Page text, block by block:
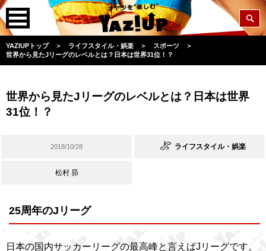
YAZIUPトップ ＞ ライフスタイル・娯楽 ＞ スポーツ
＞
世界から見たJリーグのレベルとは？日本は世界31位！？
世界から見たJリーグのレベルとは？日本は世界
31位！？
2018/10/28 ライフスタイル・娯楽
松村 昴
25周年のJリーグ
日本の国内サッカーリーグの最高峰と言えばJリーグです。